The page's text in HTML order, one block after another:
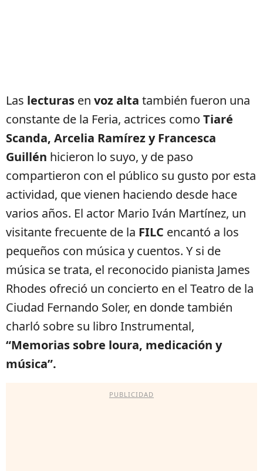
Las lecturas en voz alta también fueron una
constante de la Feria, actrices como Tiaré
Scanda, Arcelia Ramírez y Francesca
Guillén hicieron lo suyo, y de paso
compartieron con el público su gusto por esta
actividad, que vienen haciendo desde hace
varios años. El actor Mario Iván Martínez, un
visitante frecuente de la FILC encantó a los
pequeños con música y cuentos. Y si de
música se trata, el reconocido pianista James
Rhodes ofreció un concierto en el Teatro de la
Ciudad Fernando Soler, en donde también
charló sobre su libro Instrumental,
“Memorias sobre loura, medicación y
música”.
PUBLICIDAD